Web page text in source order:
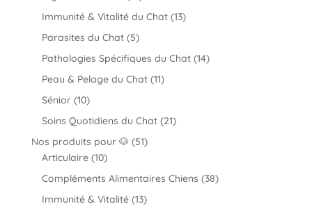
produits
Immunité & Vitalité du Chat 1313
Parasites du Chat 55
produits
Pathologies Spécifiques du Chat 1414
Peau & Pelage du Chat 1111
Sénior 1010
produits
Soins Quotidiens du Chat 2121
Nos produits pour 🐶 5151
Articulaire 1010
produits
Compléments Alimentaires Chiens 3838
Immunité & Vitalité 1313